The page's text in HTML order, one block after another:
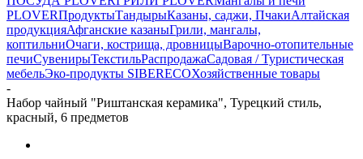
PLOVERПродуктыТандырыКазаны, саджи, ПчакиАлтайская
продукцияАфганские казаныГрили, мангалы,
коптильниОчаги, кострища, дровницыВарочно-отопительные
печиСувенирыТекстильРаспродажаСадовая / Туристическая
мебельЭко-продукты SIBERECOХозяйственные товары
-
Набор чайный "Риштанская керамика", Турецкий стиль,
красный, 6 предметов